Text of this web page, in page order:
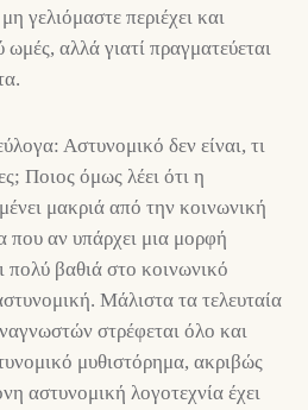
γελιόμαστε περιέχει και
αλλά γιατί πραγματεύεται
Αστυνομικό δεν είναι, τι
Ποιος όμως λέει ότι η
μακριά από την κοινωνική
που αν υπάρχει μια μορφή
πολύ βαθιά στο κοινωνικό
Μάλιστα τα τελευταία
στρέφεται όλο και
μυθιστόρημα, ακριβώς
αστυνομική λογοτεχνία έχει